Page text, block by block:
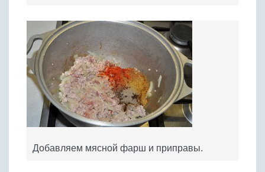
Добавляем мясной фарш и приправы.